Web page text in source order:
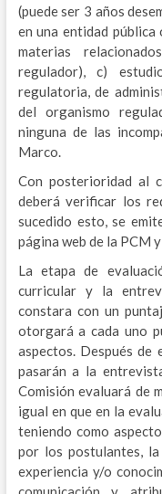
(puede ser 3 años
en una entidad pública
materias
regulador), c)
regulatoria, de
del organismo
ninguna de las
Marco.
Con posterioridad al
deberá verificar los
sucedido esto, se
página web de la PCM
La etapa de
curricular y la
constara con un
otorgará a cada uno
aspectos. Después de
pasarán a la
Comisión evaluará de
igual en que en la
teniendo como
por los postulantes,
experiencia y/o